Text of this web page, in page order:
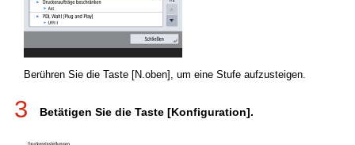
Berühren Sie die Taste [N.oben], um eine Stufe aufzusteigen.
3 Betätigen Sie die Taste [Konfiguration].